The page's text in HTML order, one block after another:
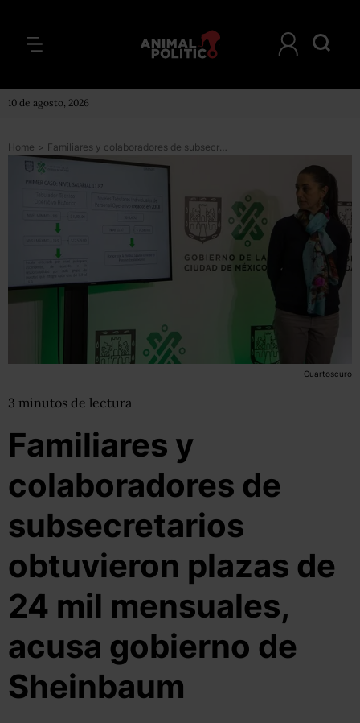
10 de agosto, 2026
Home > Familiares y colaboradores de subsecretarios obtuvieron plazas de 24 mil mensuales, acusa gobierno de Sheinbaum
Cuartoscuro
3 minutos de lectura
Familiares y
colaboradores de
subsecretarios
obtuvieron plazas de
24 mil mensuales,
acusa gobierno de
Sheinbaum